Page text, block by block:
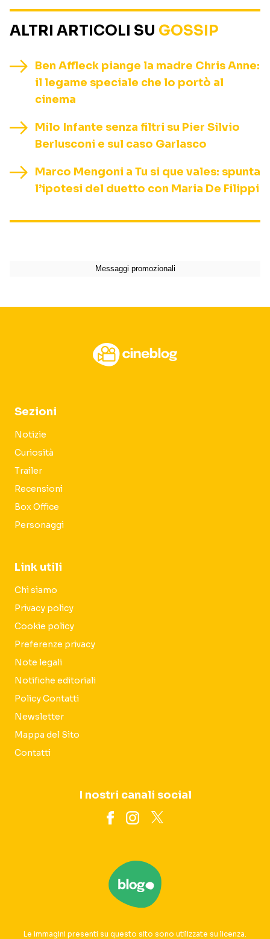
ALTRI ARTICOLI SU GOSSIP
Ben Affleck piange la madre Chris Anne:
il legame speciale che lo portò al
cinema
Milo Infante senza filtri su Pier Silvio
Berlusconi e sul caso Garlasco
Marco Mengoni a Tu si que vales: spunta
l’ipotesi del duetto con Maria De Filippi
Sezioni
Notizie
Curiosità
Trailer
Recensioni
Box Office
Personaggi
Link utili
Chi siamo
Privacy policy
Cookie policy
Preferenze privacy
Note legali
Notifiche editoriali
Policy Contatti
Newsletter
Mappa del Sito
Contatti
I nostri canali social
Le immagini presenti su questo sito sono utilizzate su licenza.